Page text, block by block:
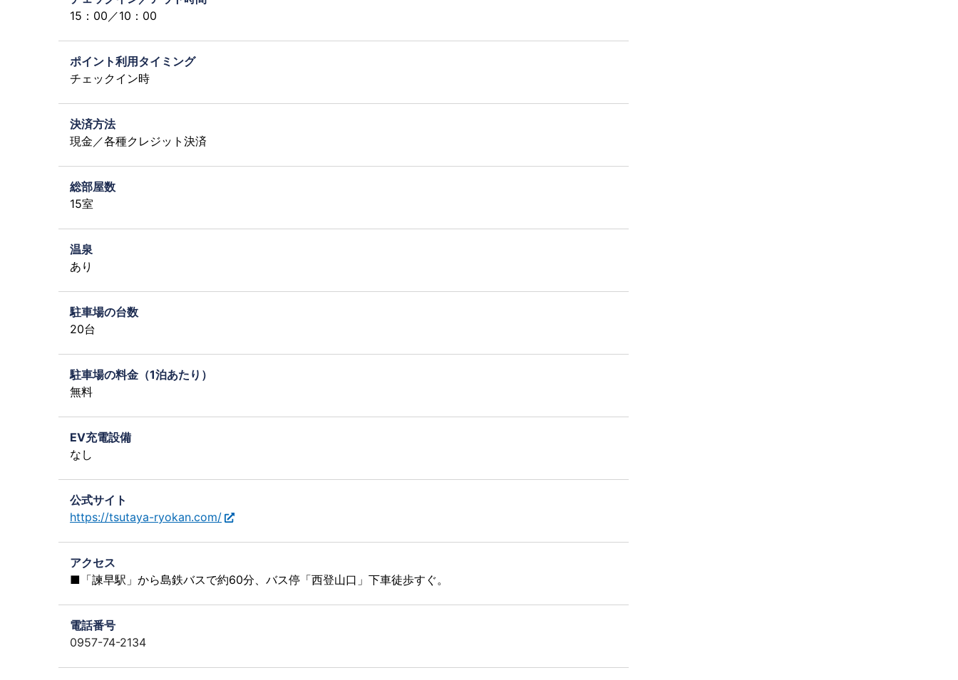
15：00／10：00
ポイント利用タイミング
チェックイン時
決済方法
現金／各種クレジット決済
総部屋数
15室
温泉
あり
駐車場の台数
20台
駐車場の料金（1泊あたり）
無料
EV充電設備
なし
公式サイト
https://tsutaya-ryokan.com/
アクセス
■「諫早駅」から島鉄バスで約60分、バス停「西登山口」下車徒歩すぐ。
電話番号
0957-74-2134